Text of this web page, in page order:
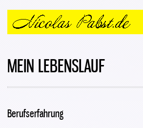
MEIN LEBENSLAUF
Berufserfahrung